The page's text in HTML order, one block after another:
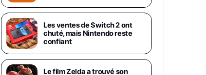
Galaxy S26 Ultra 256 Go Violet
892€1199€
Philips SHK2000BL - Casque
Enfant - Bleu & Répartiteur Audio
5 Casques, Blanc
24,94€ 29,96€Fnac (Vendeur Tiers)
Les ventes de Switch 2 ont
chuté, mais Nintendo reste
confiant
Le film Zelda a trouvé son